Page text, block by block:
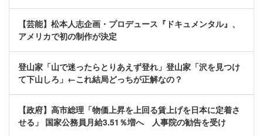
【芸能】松本人志企画・プロデュース『ドキュメンタル』、
アメリカで初の制作が決定
登山家「山で迷ったらとりあえず登れ」登山家「沢を見つけ
て下山しろ」←これ結局どっちが正解なの？
【政府】高市総理「物価上昇を上回る賃上げを日本に定着さ
せる」 国家公務員月給3.51％増へ 人事院の勧告を受け